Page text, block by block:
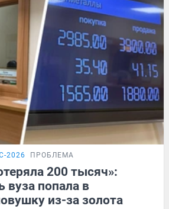
2026 ПРОБЛЕМА
200 тысяч»:
вуза попала в
из-за золота